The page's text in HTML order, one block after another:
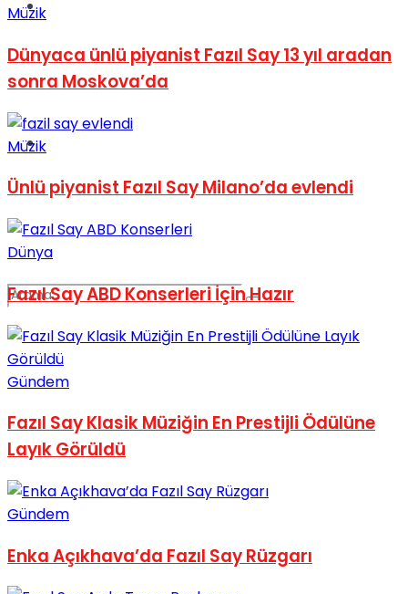
Spor
Podcast
No Result
View All Result
Müzik
Dünyaca ünlü piyanist Fazıl Say 13 yıl aradan
sonra Moskova’da
Müzik
Ünlü piyanist Fazıl Say Milano’da evlendi
Dünya
Fazıl Say ABD Konserleri İçin Hazır
Gündem
Fazıl Say Klasik Müziğin En Prestijli Ödülüne
Layık Görüldü
Gündem
Enka Açıkhava’da Fazıl Say Rüzgarı